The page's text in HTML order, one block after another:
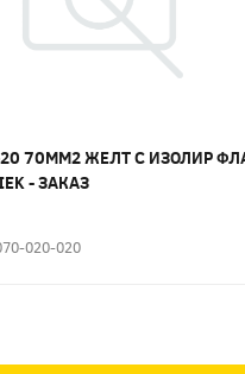
70ММ2 ЖЕЛТ С ИЗОЛИР
- ЗАКАЗ
020-020